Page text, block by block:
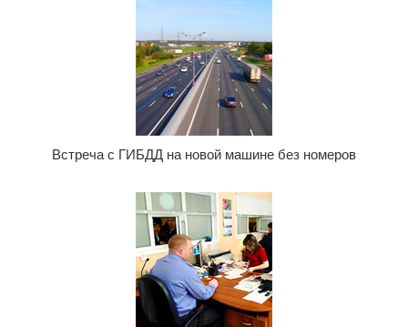
Встреча с ГИБДД на новой машине без номеров